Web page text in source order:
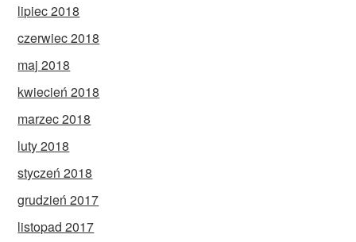
lipiec 2018
czerwiec 2018
maj 2018
kwiecień 2018
marzec 2018
luty 2018
styczeń 2018
grudzień 2017
listopad 2017